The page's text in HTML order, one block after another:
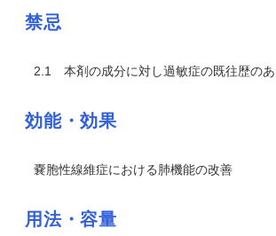
禁忌
2.1 本剤の成分に対し過敏症の既往歴の
効能・効果
嚢胞性線維症における肺機能の改善
用法・容量